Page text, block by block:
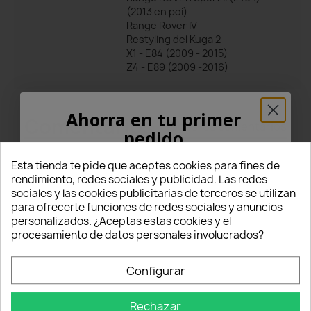
(2013 en poi)
Range Rover IV
Restyling del Kuga 2
X1 - E84 (2009 - 2015)
Z4 - E89 (2009 -2016)
Comentarios Todos los comentarios
Valoraciones
5
starstarstarstarstar
(2)
Esta tienda te pide que aceptes cookies para fines de
rendimiento, redes sociales y publicidad. Las redes
sociales y las cookies publicitarias de terceros se utilizan
para ofrecerte funciones de redes sociales y anuncios
personalizados. ¿Aceptas estas cookies y el
procesamiento de datos personales involucrados?
Configurar
Rechazar
Ahorra en tu primer
pedido
¡5% PARA TI!
Introduce tu correo electrónico aquí abajo
para recibir un5% DE DESCUENTOen tu
primer pedido.
Nome